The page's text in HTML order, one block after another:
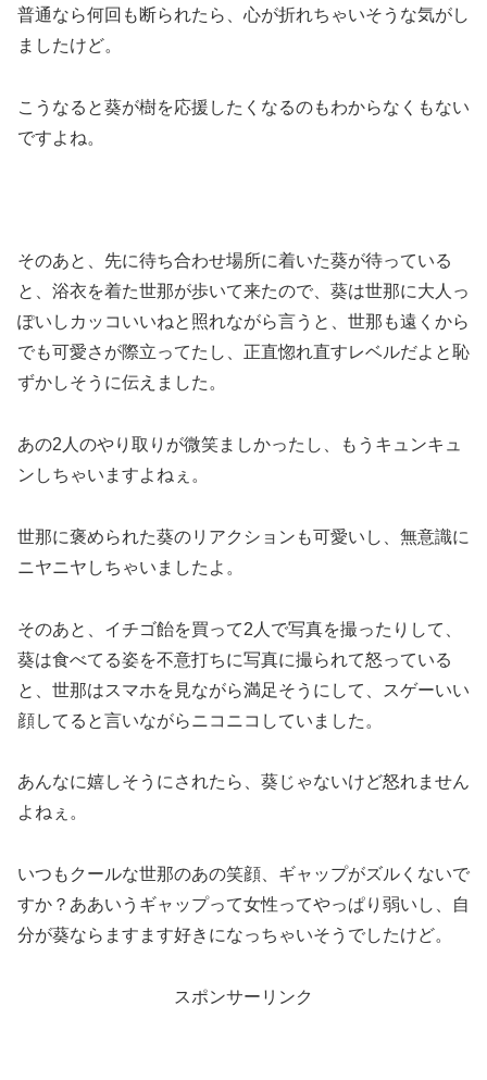
普通なら何回も断られたら、心が折れちゃいそうな気がし
ましたけど。
こうなると葵が樹を応援したくなるのもわからなくもない
ですよね。
そのあと、先に待ち合わせ場所に着いた葵が待っている
と、浴衣を着た世那が歩いて来たので、葵は世那に大人っ
ぽいしカッコいいねと照れながら言うと、世那も遠くから
でも可愛さが際立ってたし、正直惚れ直すレベルだよと恥
ずかしそうに伝えました。
あの2人のやり取りが微笑ましかったし、もうキュンキュ
ンしちゃいますよねぇ。
世那に褒められた葵のリアクションも可愛いし、無意識に
ニヤニヤしちゃいましたよ。
そのあと、イチゴ飴を買って2人で写真を撮ったりして、
葵は食べてる姿を不意打ちに写真に撮られて怒っている
と、世那はスマホを見ながら満足そうにして、スゲーいい
顔してると言いながらニコニコしていました。
あんなに嬉しそうにされたら、葵じゃないけど怒れません
よねぇ。
いつもクールな世那のあの笑顔、ギャップがズルくないで
すか？ああいうギャップって女性ってやっぱり弱いし、自
分が葵ならますます好きになっちゃいそうでしたけど。
スポンサーリンク